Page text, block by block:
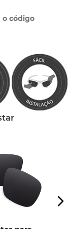
o código